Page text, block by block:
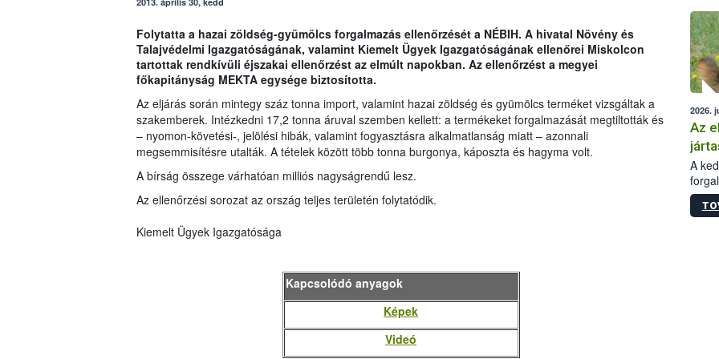
Folytatta a hazai zöldség-gyümölcs forgalmazás ellenőrzését a NÉBIH. A hivatal Növény és
Talajvédelmi Igazgatóságának, valamint Kiemelt Ügyek Igazgatóságának ellenőrei Miskolcon
tartottak rendkívüli éjszakai ellenőrzést az elmúlt napokban. Az ellenőrzést a megyei
főkapitányság MEKTA egysége biztosította.
Az eljárás során mintegy száz tonna import, valamint hazai zöldség és gyümölcs terméket vizsgáltak a
szakemberek. Intézkedni 17,2 tonna áruval szemben kellett: a termékeket forgalmazását megtiltották és
– nyomon-követési-, jelölési hibák, valamint fogyasztásra alkalmatlanság miatt – azonnali
megsemmisítésre utalták. A tételek között több tonna burgonya, káposzta és hagyma volt.
A bírság összege várhatóan milliós nagyságrendű lesz.
Az ellenőrzési sorozat az ország teljes területén folytatódik.
Kiemelt Ügyek Igazgatósága
Kapcsolódó anyagok
Képek
Videó
2026.
Az
A